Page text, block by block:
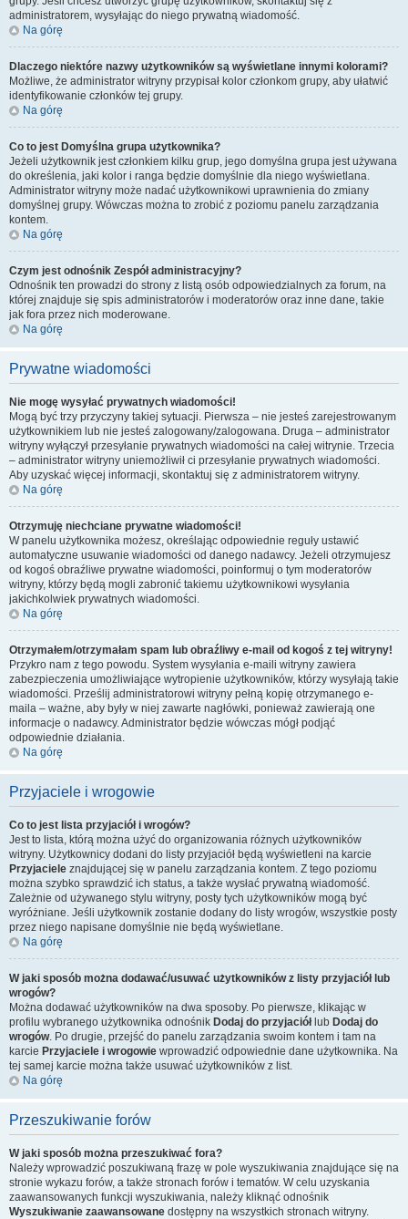
administratorem, wysyłając do niego prywatną wiadomość.
Na górę
Dlaczego niektóre nazwy użytkowników są wyświetlane innymi kolorami?
Możliwe, że administrator witryny przypisał kolor członkom grupy, aby ułatwić
identyfikowanie członków tej grupy.
Na górę
Co to jest Domyślna grupa użytkownika?
Jeżeli użytkownik jest członkiem kilku grup, jego domyślna grupa jest używana
do określenia, jaki kolor i ranga będzie domyślnie dla niego wyświetlana.
Administrator witryny może nadać użytkownikowi uprawnienia do zmiany
domyślnej grupy. Wówczas można to zrobić z poziomu panelu zarządzania
kontem.
Na górę
Czym jest odnośnik Zespół administracyjny?
Odnośnik ten prowadzi do strony z listą osób odpowiedzialnych za forum, na
której znajduje się spis administratorów i moderatorów oraz inne dane, takie
jak fora przez nich moderowane.
Na górę
Prywatne wiadomości
Nie mogę wysyłać prywatnych wiadomości!
Mogą być trzy przyczyny takiej sytuacji. Pierwsza – nie jesteś zarejestrowanym
użytkownikiem lub nie jesteś zalogowany/zalogowana. Druga – administrator
witryny wyłączył przesyłanie prywatnych wiadomości na całej witrynie. Trzecia
– administrator witryny uniemożliwił ci przesyłanie prywatnych wiadomości.
Aby uzyskać więcej informacji, skontaktuj się z administratorem witryny.
Na górę
Otrzymuję niechciane prywatne wiadomości!
W panelu użytkownika możesz, określając odpowiednie reguły ustawić
automatyczne usuwanie wiadomości od danego nadawcy. Jeżeli otrzymujesz
od kogoś obraźliwe prywatne wiadomości, poinformuj o tym moderatorów
witryny, którzy będą mogli zabronić takiemu użytkownikowi wysyłania
jakichkolwiek prywatnych wiadomości.
Na górę
Otrzymałem/otrzymałam spam lub obraźliwy e-mail od kogoś z tej witryny!
Przykro nam z tego powodu. System wysyłania e-maili witryny zawiera
zabezpieczenia umożliwiające wytropienie użytkowników, którzy wysyłają takie
wiadomości. Prześlij administratorowi witryny pełną kopię otrzymanego e-
maila – ważne, aby były w niej zawarte nagłówki, ponieważ zawierają one
informacje o nadawcy. Administrator będzie wówczas mógł podjąć
odpowiednie działania.
Na górę
Przyjaciele i wrogowie
Co to jest lista przyjaciół i wrogów?
Jest to lista, którą można użyć do organizowania różnych użytkowników
witryny. Użytkownicy dodani do listy przyjaciół będą wyświetleni na karcie
Przyjaciele znajdującej się w panelu zarządzania kontem. Z tego poziomu
można szybko sprawdzić ich status, a także wysłać prywatną wiadomość.
Zależnie od używanego stylu witryny, posty tych użytkowników mogą być
wyróżniane. Jeśli użytkownik zostanie dodany do listy wrogów, wszystkie posty
przez niego napisane domyślnie nie będą wyświetlane.
Na górę
W jaki sposób można dodawać/usuwać użytkowników z listy przyjaciół lub
wrogów?
Można dodawać użytkowników na dwa sposoby. Po pierwsze, klikając w
profilu wybranego użytkownika odnośnik Dodaj do przyjaciółlub Dodaj do
wrogów. Po drugie, przejść do panelu zarządzania swoim kontem i tam na
karcie Przyjaciele i wrogowie wprowadzić odpowiednie dane użytkownika. Na
tej samej karcie można także usuwać użytkowników z list.
Na górę
Przeszukiwanie forów
W jaki sposób można przeszukiwać fora?
Należy wprowadzić poszukiwaną frazę w pole wyszukiwania znajdujące się na
stronie wykazu forów, a także stronach forów i tematów. W celu uzyskania
zaawansowanych funkcji wyszukiwania, należy kliknąć odnośnik
Wyszukiwanie zaawansowane dostępny na wszystkich stronach witryny.